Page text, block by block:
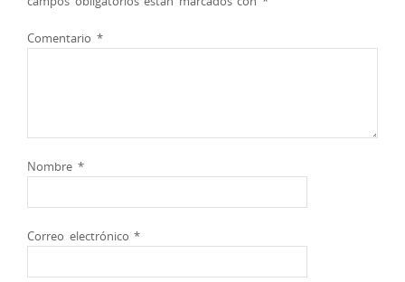
Comentario *
Nombre *
Correo electrónico*